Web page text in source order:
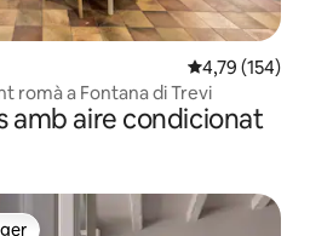
4,79 de
4,79 (154)
romà a Fontana di Trevi
amb aire condicionat